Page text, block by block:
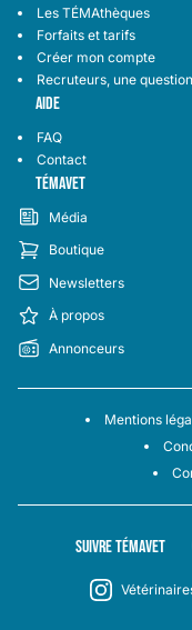
Les TÉMAthèques
Forfaits et tarifs
Créer mon compte
Recruteurs, une
AIDE
FAQ
Contact
TÉMAVET
Média
Boutique
Newsletters
À propos
Annonceurs
Mentions
SUIVRE TÉMAVET